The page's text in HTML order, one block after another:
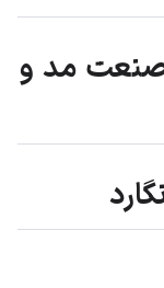
صنعت مد و